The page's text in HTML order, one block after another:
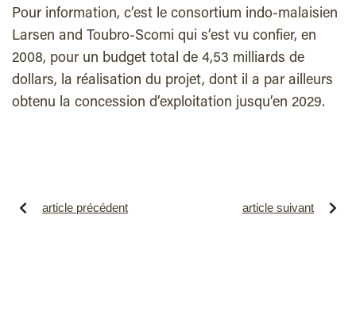
Pour information, c’est le consortium indo-malaisien
Larsen and Toubro-Scomi qui s’est vu confier, en
2008, pour un budget total de 4,53 milliards de
dollars, la réalisation du projet, dont il a par ailleurs
obtenu la concession d’exploitation jusqu’en 2029.
article précédent article suivant